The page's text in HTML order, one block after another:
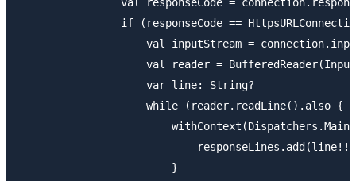
if (responseCode ==
val inputStream =
val reader =
                    var line: String?
while (reader.readLine().also {
                            responseLines.add(line!!)
                        }